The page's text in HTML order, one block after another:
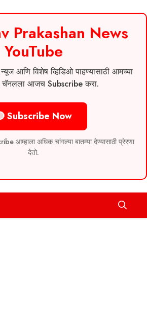
Prakashan News
YouTube
न्यूज आणि विशेष व्हिडिओ पाहण्यासाठी आमच्या
चॅनलला आजच Subscribe करा.
Subscribe Now
आम्हाला अधिक चांगल्या बातम्या देण्यासाठी प्रेरणा
देतो.